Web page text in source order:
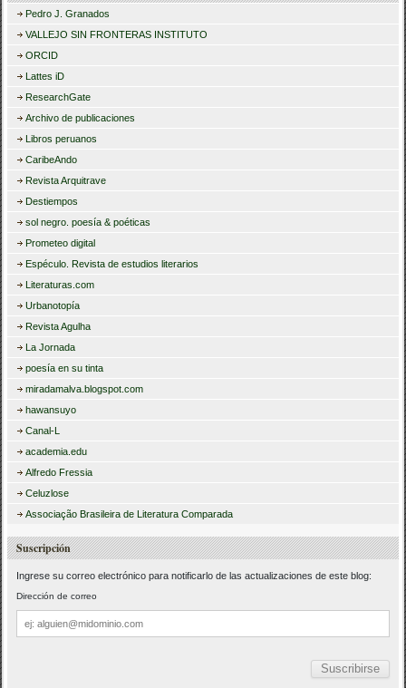
Pedro J. Granados
VALLEJO SIN FRONTERAS INSTITUTO
ORCID
Lattes iD
ResearchGate
Archivo de publicaciones
Libros peruanos
CaribeAndo
Revista Arquitrave
Destiempos
sol negro. poesía & poéticas
Prometeo digital
Espéculo. Revista de estudios literarios
Literaturas.com
Urbanotopía
Revista Agulha
La Jornada
poesía en su tinta
miradamalva.blogspot.com
hawansuyo
Canal-L
academia.edu
Alfredo Fressia
Celuzlose
Associação Brasileira de Literatura Comparada
Suscripción
Ingrese su correo electrónico para notificarlo de las actualizaciones de este blog:
Dirección de correo
Dirección
de
correo